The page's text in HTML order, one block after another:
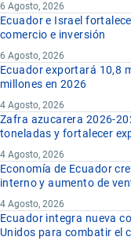
6 Agosto, 2026
Ecuador e Israel
comercio e inversión
6 Agosto, 2026
Ecuador exportará 10,8
millones en 2026
4 Agosto, 2026
Zafra azucarera 2026-
toneladas y fortalecer
4 Agosto, 2026
Economía de Ecuador
interno y aumento de
4 Agosto, 2026
Ecuador integra nueva
Unidos para combatir el